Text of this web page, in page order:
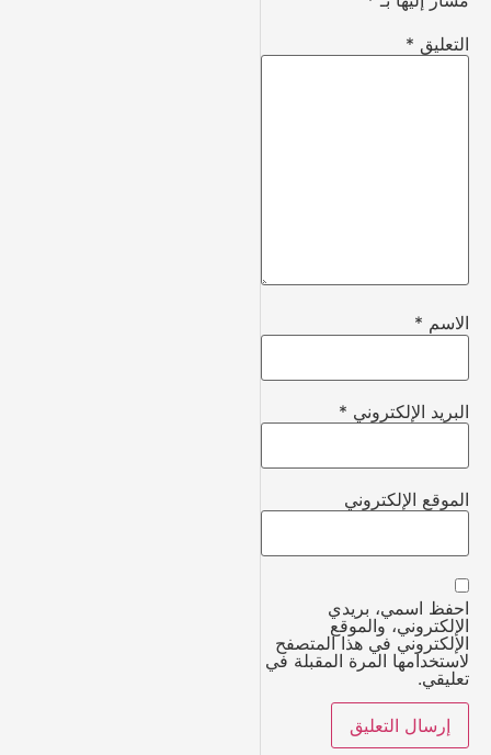
التعليق *
الاسم *
البريد الإلكتروني *
الموقع الإلكتروني
احفظ اسمي، بريدي
الإلكتروني، والموقع
الإلكتروني في هذا المتصفح
لاستخدامها المرة المقبلة في
تعليقي.